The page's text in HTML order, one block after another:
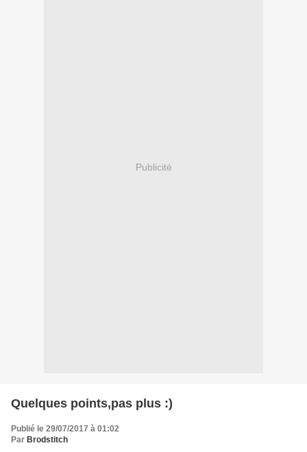
Publicité
Quelques points,pas plus :)
Publié le 29/07/2017 à 01:02
Par Brodstitch